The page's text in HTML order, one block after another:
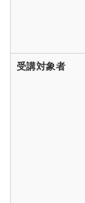
受講対象者